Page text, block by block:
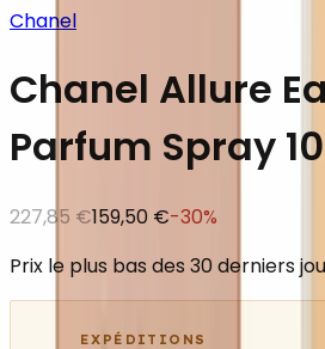
Chanel
Chanel Allure
Parfum Spray
227,85 €159,50 €-30%
Prix le plus bas des 30 derniers
EXPÉDITIONS